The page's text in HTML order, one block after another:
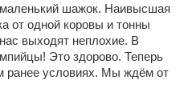
маленький шажок. Наивысшая
от одной коровы и тонны
выходят неплохие. В
Это здорово. Теперь
ранее условиях. Мы ждём от